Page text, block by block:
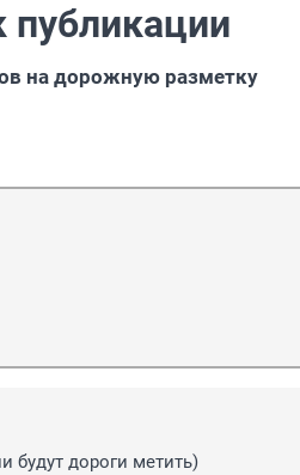
публикации
на дорожную разметку
будут дороги метить)